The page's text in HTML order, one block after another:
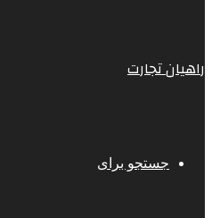
راهیان تجارت
جستجو برای